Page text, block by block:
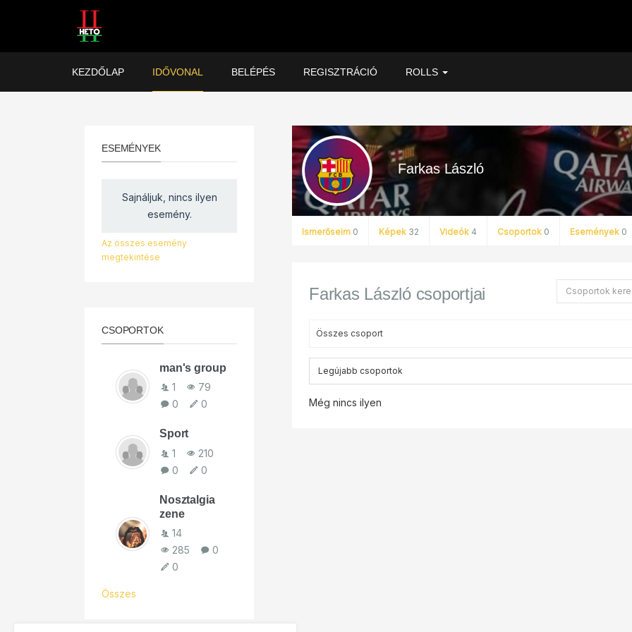
KEZDŐLAP IDŐVONAL BELÉPÉS REGISZTRÁCIÓ ROLLS
Farkas László
Farkas László
Ismerőseim 0 Képek 32 Videók 4 Csoportok 0 Események 0
Farkas László csoportjai
Összes csoport
Még nincs ilyen
ESEMÉNYEK
Sajnáljuk, nincs ilyen
esemény.
Az összes esemény
megtekintése
CSOPORTOK
man's group
1
79
0
0
Sport
1
210
0
0
Nosztalgia
zene
14
285
0
0
Összes